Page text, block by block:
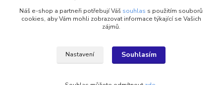
+420 732 552 122
Náš e-shop a partneři potřebují Váš souhlas s použitím souborů
cookies, aby Vám mohli zobrazovat informace týkající se Vašich
zájmů.
Nastavení Souhlasím